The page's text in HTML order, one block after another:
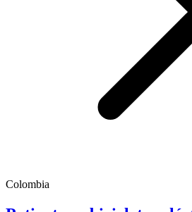
Colombia